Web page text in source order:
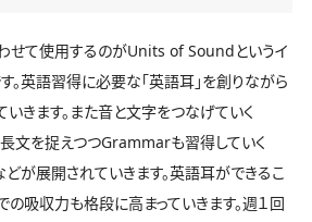
せて使用するのがUnits of Soundというイ
。英語習得に必要な「英語耳」を創りながら
いきます。また音と文字をつなげていく
文を捉えつつGrammarも習得していく
が展開されていきます。英語耳ができるこ
の吸収力も格段に高まっていきます。週１回